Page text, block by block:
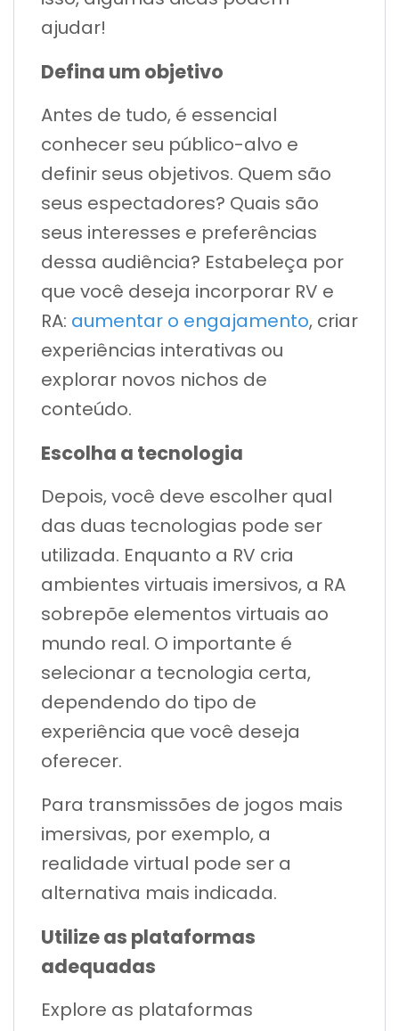
ajudar!
Defina um objetivo
Antes de tudo, é essencial
conhecer seu público-alvo e
definir seus objetivos. Quem são
seus espectadores? Quais são
seus interesses e preferências
dessa audiência? Estabeleça por
que você deseja incorporar RV e
RA: aumentar o engajamento, criar
experiências interativas ou
explorar novos nichos de
conteúdo.
Escolha a tecnologia
Depois, você deve escolher qual
das duas tecnologias pode ser
utilizada. Enquanto a RV cria
ambientes virtuais imersivos, a RA
sobrepõe elementos virtuais ao
mundo real. O importante é
selecionar a tecnologia certa,
dependendo do tipo de
experiência que você deseja
oferecer.
Para transmissões de jogos mais
imersivas, por exemplo, a
realidade virtual pode ser a
alternativa mais indicada.
Utilize as plataformas
adequadas
Explore as plataformas